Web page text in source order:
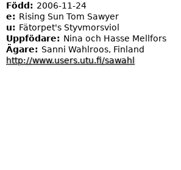
Född: 2006-11-24
e: Rising Sun Tom Sawyer
u: Fätorpet's Styvmorsviol
Uppfödare: Nina och Hasse Mellfors
Ägare: Sanni Wahlroos, Finland
http://www.users.utu.fi/sawahl